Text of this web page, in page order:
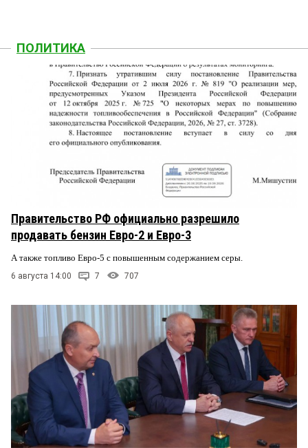
ПОЛИТИКА
Правительство РФ официально разрешило
продавать бензин Евро-2 и Евро-3
А также топливо Евро-5 с повышенным содержанием серы.
6 августа 14:00 7 707